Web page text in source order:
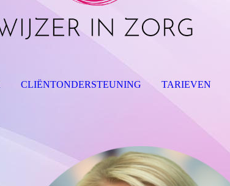
CLIËNTONDERSTEUNING TARIEVEN